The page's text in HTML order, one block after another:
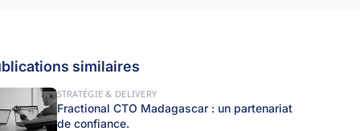
similaires
STRATÉGIE & DELIVERY
Fractional CTO Madagascar : un partenariat
de confiance.